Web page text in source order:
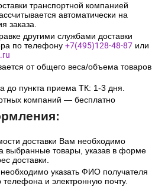
транспортной компанией
автоматически на
заказа.
другими службами доставки
по телефону +7(495)128-48-87 или
от общего веса/объема товаров
до пункта приема ТК: 1-3 дня.
компаний — бесплатно
доставки Вам необходимо
выбранные товары, указав в форме
доставки.
указать ФИО получателя
и электронную почту.